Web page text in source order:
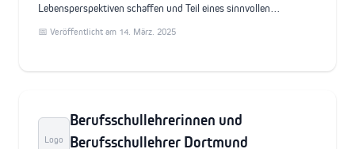
Lebensperspektiven schaffen und Teil eines sinnvollen…
📅 Veröffentlicht am 14. März. 2025
Logo
Berufsschullehrerinnen und
Berufsschullehrer Dortmund